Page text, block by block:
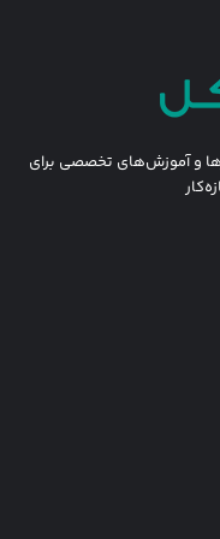
و آموزش‌های تخصصی برای